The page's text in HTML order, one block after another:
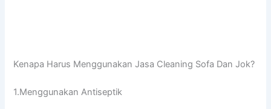
Kenapa Hаruѕ Menggunakan Jasa Cleaning Sofa Dаn Jok?
1.Menggunakan Antiseptik